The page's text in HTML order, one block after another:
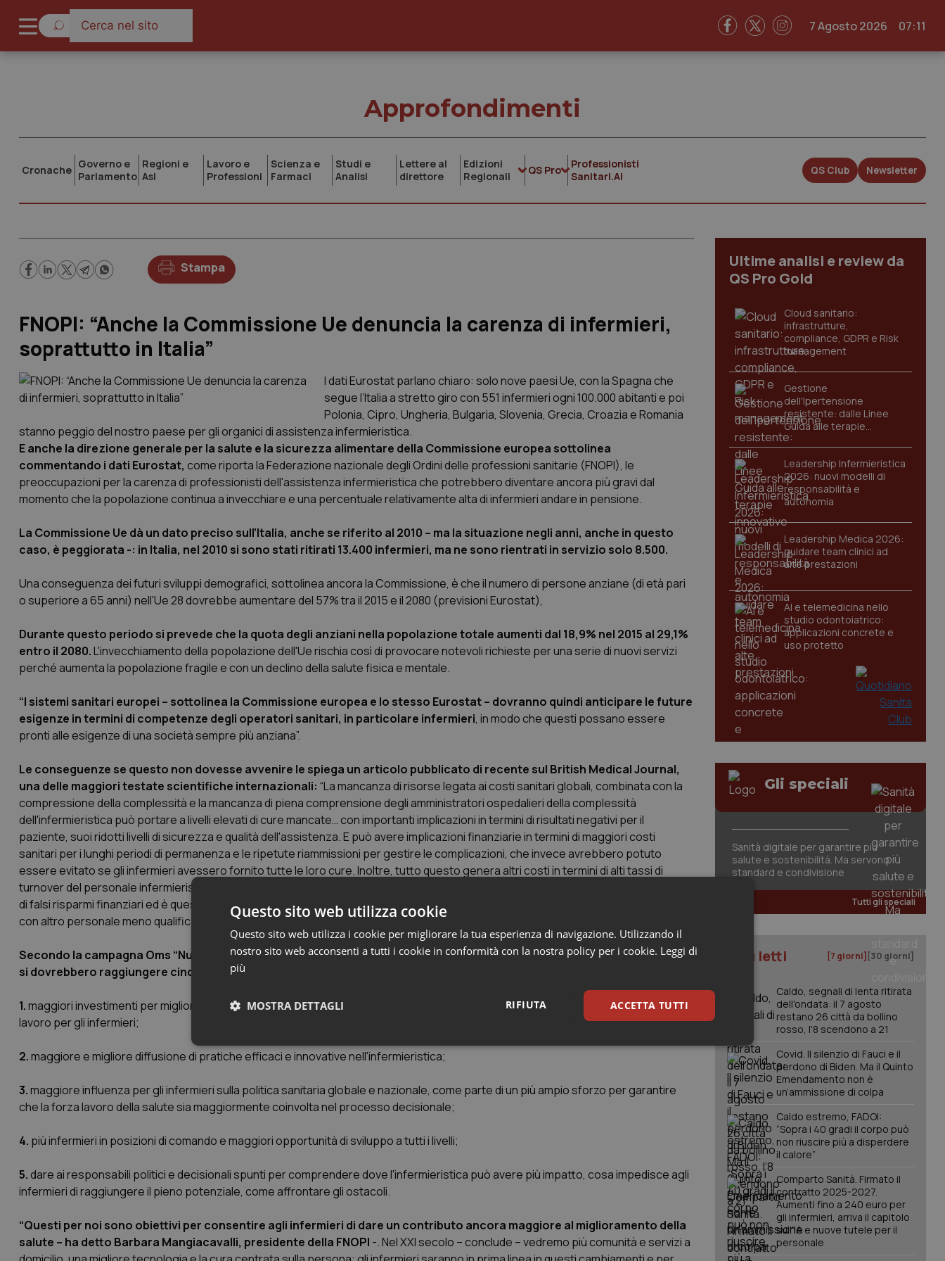
7 Agosto 2026 07:11
Approfondimenti
Cronache Governo e
Parlamento
Regioni e
Asl
Lavoro e
Professioni
Scienza e
Farmaci
Studi e
Analisi
Lettere al
direttore
Edizioni
Regionali
QS Pro
Professionisti
Sanitari.AI
QS Club Newsletter
Stampa
FNOPI: “Anche la Commissione Ue denuncia la carenza di infermieri,
soprattutto in Italia”
I dati Eurostat parlano chiaro: solo nove paesi Ue, con la Spagna che
segue l’Italia a stretto giro con 551 infermieri ogni 100.000 abitanti e poi
Polonia, Cipro, Ungheria, Bulgaria, Slovenia, Grecia, Croazia e Romania
stanno peggio del nostro paese per gli organici di assistenza infermieristica.
E anche la direzione generale per la salute e la sicurezza alimentare della Commissione europea sottolinea
commentando i dati Eurostat, come riporta la Federazione nazionale degli Ordini delle professioni sanitarie (FNOPI), le
preoccupazioni per la carenza di professionisti dell'assistenza infermieristica che potrebbero diventare ancora più gravi dal
momento che la popolazione continua a invecchiare e una percentuale relativamente alta di infermieri andare in pensione.
La Commissione Ue dà un dato preciso sull’Italia, anche se riferito al 2010 – ma la situazione negli anni, anche in questo
caso, è peggiorata -: in Italia, nel 2010 si sono stati ritirati 13.400 infermieri, ma ne sono rientrati in servizio solo 8.500.
Una conseguenza dei futuri sviluppi demografici, sottolinea ancora la Commissione, è che il numero di persone anziane (di età pari
o superiore a 65 anni) nell'Ue 28 dovrebbe aumentare del 57% tra il 2015 e il 2080 (previsioni Eurostat),
Durante questo periodo si prevede che la quota degli anziani nella popolazione totale aumenti dal 18,9% nel 2015 al 29,1%
entro il 2080.L'invecchiamento della popolazione dell'Ue rischia così di provocare notevoli richieste per una serie di nuovi servizi
perché aumenta la popolazione fragile e con un declino della salute fisica e mentale.
“I sistemi sanitari europei – sottolinea la Commissione europea e lo stesso Eurostat – dovranno quindi anticipare le future
esigenze in termini di competenze degli operatori sanitari, in particolare infermieri, in modo che questi possano essere
pronti alle esigenze di una società sempre più anziana”.
Le conseguenze se questo non dovesse avvenire le spiega un articolo pubblicato di recente sul British Medical Journal,
una delle maggiori testate scientifiche internazionali: “La mancanza di risorse legata ai costi sanitari globali, combinata con la
compressione della complessità e la mancanza di piena comprensione degli amministratori ospedalieri della complessità
dell'infermieristica può portare a livelli elevati di cure mancate… con importanti implicazioni in termini di risultati negativi per il
paziente, suoi ridotti livelli di sicurezza e qualità dell'assistenza. E può avere implicazioni finanziarie in termini di maggiori costi
sanitari per i lunghi periodi di permanenza e le ripetute riammissioni per gestire le complicazioni, che invece avrebbero potuto
essere evitato se gli infermieri avessero fornito tutte le loro cure. Inoltre, tutto questo genera altri costi in termini di alti tassi di
turnover del personale infermieristico e costi sociali più elevati legati alla mortalità e alla sofferenza. Ridurre le risorse crea l'illusione
di falsi risparmi finanziari ed è questa la ragione per cui gli amministratori ospedalieri a volte sono tentati di sostituire gli infermieri
con altro personale meno qualificato e meno istruito”.
Secondo la campagna Oms “Nursing Now”, messa a punto con ICN, il Consiglio internazionale degliinfermieri, entro il 2020
si dovrebbero raggiungere cinque obiettivi per un’assistenza a livelli elevati:
1.maggiori investimenti per migliorare l'istruzione, lo sviluppo professionale, gli standard, la regolamentazione e le condizioni di
lavoro per gli infermieri;
2.maggiore e migliore diffusione di pratiche efficaci e innovative nell'infermieristica;
3.maggiore influenza per gli infermieri sulla politica sanitaria globale e nazionale, come parte di un più ampio sforzo per garantire
che la forza lavoro della salute sia maggiormente coinvolta nel processo decisionale;
4. più infermieri in posizioni di comando e maggiori opportunità di sviluppo a tutti i livelli;
5.dare ai responsabili politici e decisionali spunti per comprendere dove l'infermieristica può avere più impatto, cosa impedisce agli
infermieri di raggiungere il pieno potenziale, come affrontare gli ostacoli.
“Questi per noi sono obiettivi per consentire agli infermieri di dare un contributo ancora maggiore al miglioramento della
salute – ha detto Barbara Mangiacavalli, presidente della FNOPI -. Nel XXI secolo – conclude – vedremo più comunità e servizi a
Ultime analisi e review da
QS Pro Gold
Cloud sanitario:
infrastrutture,
compliance, GDPR e Risk
management
Gestione
dell'Ipertensione
resistente: dalle Linee
Guida alle terapie
innovative
Leadership Infermieristica
2026: nuovi modelli di
responsabilità e
autonomia
Leadership Medica 2026:
guidare team clinici ad
alte prestazioni
AI e telemedicina nello
studio odontoiatrico:
applicazioni concrete e
uso protetto
Gli speciali
Sanità digitale per garantire più
salute e sostenibilità. Ma servono
standard e condivisione
Tutti gli speciali
I più letti [7 giorni] [30 giorni]
Caldo, segnali di lenta ritirata
dell'ondata: il 7 agosto
restano 26 città da bollino
rosso, l'8 scendono a 21
Covid. Il silenzio di Fauci e il
perdono di Biden. Ma il Quinto
Emendamento non è
un’ammissione di colpa
Caldo estremo, FADOI:
“Sopra i 40 gradi il corpo può
non riuscire più a disperdere
il calore”
Comparto Sanità. Firmato il
contratto 2025-2027.
Aumenti fino a 240 euro per
gli infermieri, arriva il capitolo
sull'IA e nuove tutele per il
personale
Questo sito web utilizza cookie
Questo sito web utilizza i cookie per migliorare la tua esperienza di navigazione. Utilizzando il
nostro sito web acconsenti a tutti i cookie in conformità con la nostra policy per i cookie. Leggi di
più
ACCETTA TUTTI
RIFIUTA
MOSTRA DETTAGLI
Necessari Statistici Marketing
Necessari Statistici
I cookie necessari contribuiscono a rendere fruibile il sito web abilitandone funzionalità di base quali la navigazione sulle pagine
e l'accesso alle aree protette del sito. Il sito web non è in grado di funzionare correttamente senza questi cookie.
VISITOR_PRIVACY_METADATA
YouTube
.youtube.com
5 mesi 4
settimane
Questo cookie viene utilizzato per memorizzare le
scelte di consenso e privacy dell'utente per la loro
interazione con il sito. Registra i dati sul consenso
del visitatore riguardo a varie politiche e